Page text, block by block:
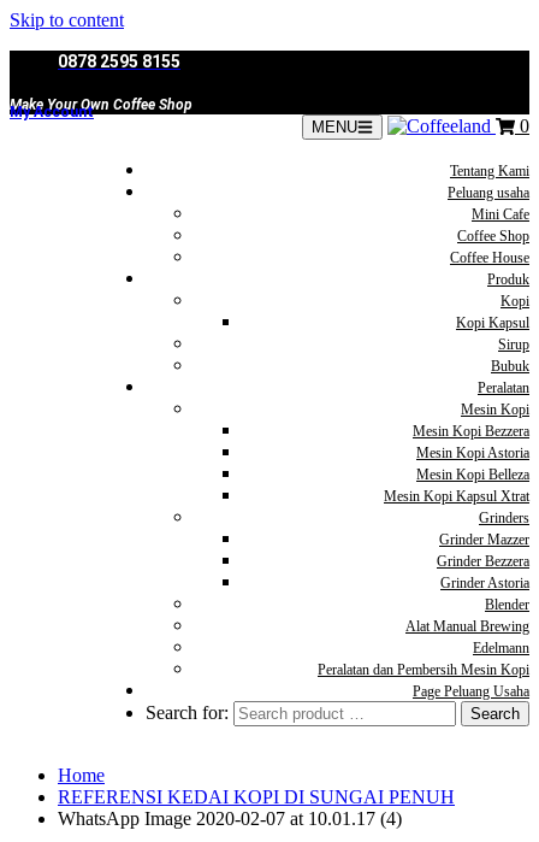
Skip to content
0878 2595 8155
Make Your Own Coffee Shop
My Account
MENU 0
Tentang Kami
Peluang usaha
Mini Cafe
Coffee Shop
Coffee House
Produk
Kopi
Kopi Kapsul
Sirup
Bubuk
Peralatan
Mesin Kopi
Mesin Kopi Bezzera
Mesin Kopi Astoria
Mesin Kopi Belleza
Mesin Kopi Kapsul Xtrat
Grinders
Grinder Mazzer
Grinder Bezzera
Grinder Astoria
Blender
Alat Manual Brewing
Edelmann
Peralatan dan Pembersih Mesin Kopi
Page Peluang Usaha
Search for:
Home
REFERENSI KEDAI KOPI DI SUNGAI PENUH
WhatsApp Image 2020-02-07 at 10.01.17 (4)